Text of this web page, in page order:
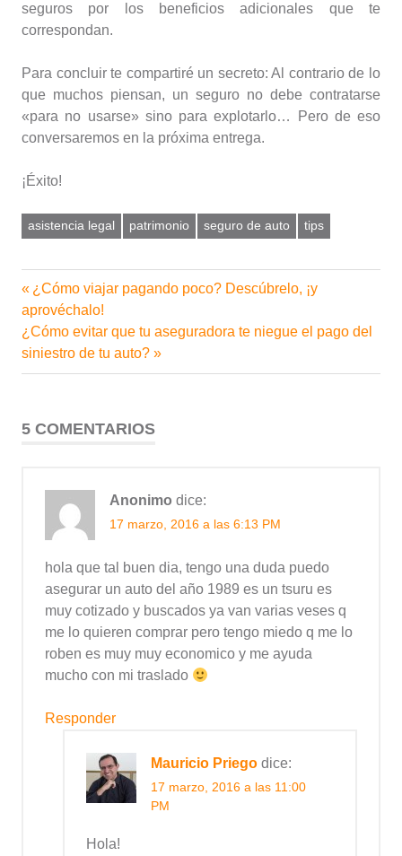
seguros por los beneficios adicionales que te
correspondan.
Para concluir te compartiré un secreto: Al contrario de lo
que muchos piensan, un seguro no debe contratarse
«para no usarse» sino para explotarlo… Pero de eso
conversaremos en la próxima entrega.
¡Éxito!
asistencia legal patrimonio seguro de auto tips
Navegación
de
entradas
Entrada
anterior:
¿Cómo viajar pagando poco? Descúbrelo, ¡y
aprovéchalo!
Siguiente
entrada:
¿Cómo evitar que tu aseguradora te niegue el pago del
siniestro de tu auto?
5 COMENTARIOS
Anonimo dice:
17 marzo, 2016 a las 6:13 PM
hola que tal buen dia, tengo una duda puedo
asegurar un auto del año 1989 es un tsuru es
muy cotizado y buscados ya van varias veses q
me lo quieren comprar pero tengo miedo q me lo
roben es muy muy economico y me ayuda
mucho con mi traslado
Responder
Mauricio Priego dice:
17 marzo, 2016 a las 11:00
PM
Hola!